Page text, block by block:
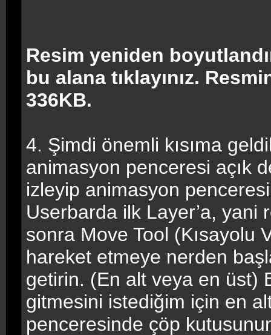
Resim yeniden
bu alana tıklayınız.
336KB.
4. Şimdi önemli kısıma
animasyon penceresi açık
izleyip animasyon
Userbarda ilk Layer’a, yani
sonra Move Tool (Kısayolu
hareket etmeye nerden
getirin. (En alt veya en üst)
gitmesini istediğim için en
penceresinde çöp